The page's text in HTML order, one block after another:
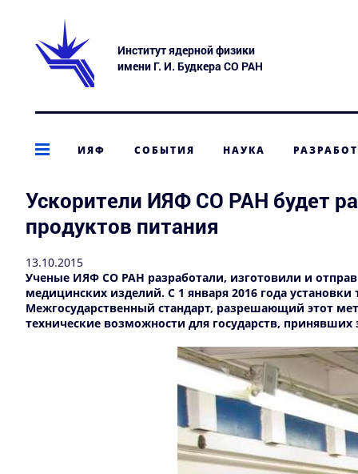
Институт ядерной физики
имени Г. И. Будкера СО РАН
ИЯФ СОБЫТИЯ НАУКА
Ускорители ИЯФ СО РАН будет
продуктов питания
13.10.2015
Ученые ИЯФ СО РАН разработали, изготовили и
медицинских изделий. С 1 января 2016 года
Межгосударственный стандарт, разрешающий этот
технические возможности для государств, принявших